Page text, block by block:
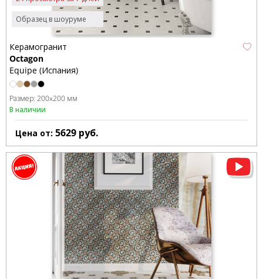
Образец в шоуруме
Керамогранит
Octagon
Equipe (Испания)
Размер: 200x200 мм
В наличии
Цена от: 5629 руб.